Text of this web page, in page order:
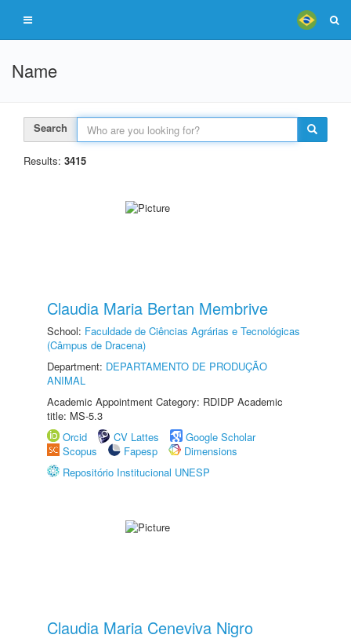
Name
Search
Results: 3415
Claudia Maria Bertan Membrive
School: Faculdade de Ciências Agrárias e Tecnológicas
(Câmpus de Dracena)
Department: DEPARTAMENTO DE PRODUÇÃO
ANIMAL
Academic Appointment Category: RDIDP Academic
title: MS-5.3
Orcid
CV Lattes
Google Scholar
Scopus
Fapesp
Dimensions
Repositório Institucional UNESP
Claudia Maria Ceneviva Nigro